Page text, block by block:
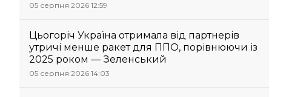
05 серпня 2026 12:59
Цьогоріч Україна отримала від партнерів
утричі менше ракет для ППО, порівнюючи із
2025 роком — Зеленський
05 серпня 2026 14:03